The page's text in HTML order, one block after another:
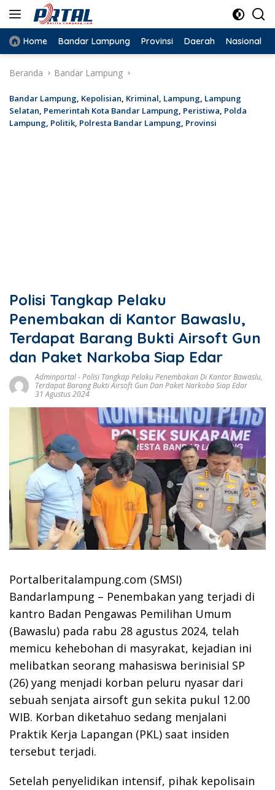
Langsung
konten
Home Bandar Lampung Provinsi Daerah Nasional
Beranda Bandar Lampung
Bandar Lampung, Kepolisian, Kriminal, Lampung, Lampung
Selatan, Pemerintah Kota Bandar Lampung, Peristiwa, Polda
Lampung, Politik, Polresta Bandar Lampung, Provinsi
Polisi Tangkap Pelaku
Penembakan di Kantor Bawaslu,
Terdapat Barang Bukti Airsoft Gun
dan Paket Narkoba Siap Edar
Adminportal-Polisi Tangkap Pelaku Penembakan Di Kantor Bawaslu,
Terdapat Barang Bukti Airsoft Gun Dan Paket Narkoba Siap Edar
31 Agustus 2024
Portalberitalampung.com (SMSI)
Bandarlampung – Penembakan yang terjadi di
kantro Badan Pengawas Pemilihan Umum
(Bawaslu) pada rabu 28 agustus 2024, telah
memicu kehebohan di masyrakat, kejadian ini
melibatkan seorang mahasiswa berinisial SP
(26) yang menjadi korban peluru nyasar dari
sebuah senjata airsoft gun sekita pukul 12.00
WIB. Korban diketahuo sedang menjalani
Praktik Kerja Lapangan (PKL) saat insiden
tersebut terjadi.
Setelah penyelidikan intensif, pihak kepolisain